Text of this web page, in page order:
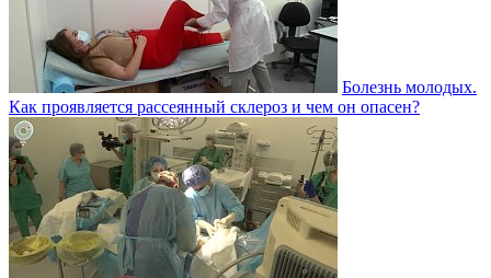
Болезнь молодых.
Как проявляется рассеянный склероз и чем он опасен?